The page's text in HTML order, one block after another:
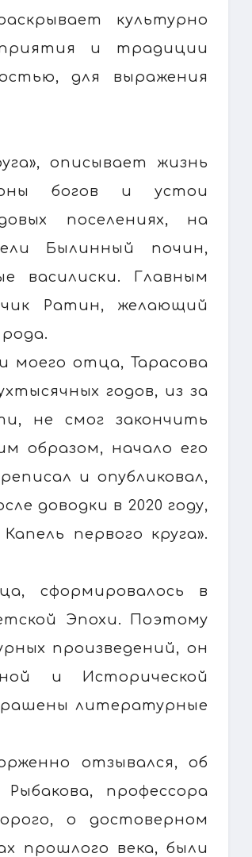
культурно
и традиции
для выражения
описывает жизнь
богов и устои
поселениях, на
Былинный почин,
василиски. Главным
Ратин, желающий
моего отца, Тарасова
годов, из за
не смог закончить
образом, начало его
и опубликовал,
доводки в 2020 году,
первого круга».
сформировалось в
Эпохи. Поэтому
произведений, он
и Исторической
литературные
отзывался, об
профессора
о достоверном
прошлого века, были